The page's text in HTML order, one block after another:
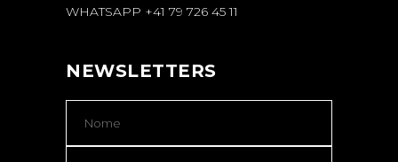
WHATSAPP +41 79 726 45 11
NEWSLETTERS